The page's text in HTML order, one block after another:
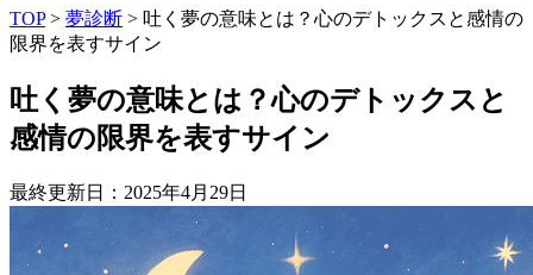
TOP> 夢診断 > 吐く夢の意味とは？心のデトックスと感情の
限界を表すサイン
吐く夢の意味とは？心のデトックスと
感情の限界を表すサイン
最終更新日：2025年4月29日